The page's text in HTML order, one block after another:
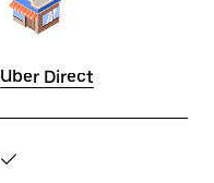
Uber Direct
✓